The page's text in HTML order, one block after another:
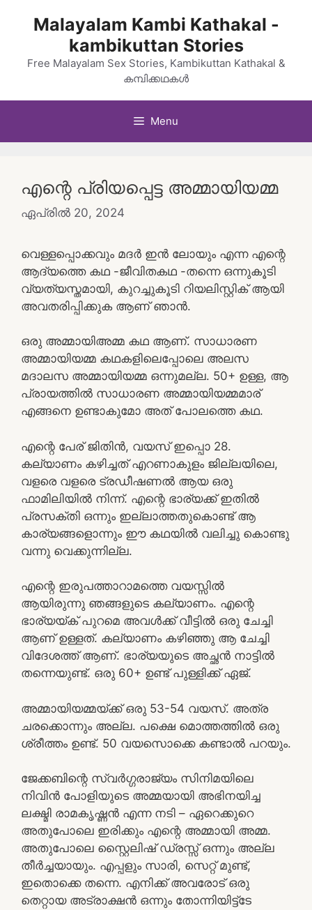
Malayalam Kambi Kathakal -
kambikuttan Stories
Free Malayalam Sex Stories, Kambikuttan Kathakal &
കമ്പിക്കഥകൾ
Menu
എന്റെ പ്രിയപ്പെട്ട അമ്മായിയമ്മ
ഏപ്രിൽ 20, 2024
വെള്ളപ്പൊക്കവും മദർ ഇൻ ലോയും എന്ന എന്റെ
ആദ്യത്തെ കഥ -ജീവിതകഥ -തന്നെ ഒന്നുകൂടി
വ്യത്യസ്തമായി, കുറച്ചുകൂടി റിയലിസ്റ്റിക് ആയി
അവതരിപ്പിക്കുക ആണ് ഞാൻ.
ഒരു അമ്മായിഅമ്മ കഥ ആണ്. സാധാരണ
അമ്മായിയമ്മ കഥകളിലെപ്പോലെ അലസ
മദാലസ അമ്മായിയമ്മ ഒന്നുമല്ല. 50+ ഉള്ള, ആ
പ്രായത്തിൽ സാധാരണ അമ്മായിയമ്മമാര്
എങ്ങനെ ഉണ്ടാകുമോ അത് പോലത്തെ കഥ.
എന്റെ പേര് ജിതിൻ, വയസ് ഇപ്പൊ 28.
കല്യാണം കഴിച്ചത് എറണാകുളം ജില്ലയിലെ,
വളരെ വളരെ ട്രഡീഷണൽ ആയ ഒരു
ഫാമിലിയിൽ നിന്ന്. എന്റെ ഭാര്യക്ക് ഇതിൽ
പ്രസക്തി ഒന്നും ഇല്ലാത്തതുകൊണ്ട് ആ
കാര്യങ്ങളൊന്നും ഈ കഥയിൽ വലിച്ചു കൊണ്ടു
വന്നു വെക്കുന്നില്ല.
എന്റെ ഇരുപത്താറാമത്തെ വയസ്സിൽ
ആയിരുന്നു ഞങ്ങളുടെ കല്യാണം. എന്റെ
ഭാര്യയ്ക് പുറമെ അവൾക്ക് വീട്ടിൽ ഒരു ചേച്ചി
ആണ് ഉള്ളത്. കല്യാണം കഴിഞ്ഞു ആ ചേച്ചി
വിദേശത്ത് ആണ്. ഭാര്യയുടെ അച്ഛൻ നാട്ടിൽ
തന്നെയുണ്ട്. ഒരു 60+ ഉണ്ട് പുള്ളിക്ക് ഏജ്.
അമ്മായിയമ്മയ്ക്ക് ഒരു 53-54 വയസ്. അത്ര
ചരക്കൊന്നും അല്ല. പക്ഷെ മൊത്തത്തിൽ ഒരു
ശ്രീത്തം ഉണ്ട്. 50 വയസൊക്കെ കണ്ടാൽ പറയും.
ജേക്കബിന്റെ സ്വർഗ്ഗരാജ്യം സിനിമയിലെ
നിവിൻ പോളിയുടെ അമ്മയായി അഭിനയിച്ച
ലക്ഷ്മി രാമകൃഷ്ണൻ എന്ന നടി – ഏറെക്കുറെ
അതുപോലെ ഇരിക്കും എന്റെ അമ്മായി അമ്മ.
അതുപോലെ സ്റ്റൈലിഷ് ഡ്രസ്സ് ഒന്നും അല്ല
തീർച്ചയായും. എപ്പളും സാരി, സെറ്റ് മുണ്ട്,
ഇതൊക്കെ തന്നെ. എനിക്ക് അവരോട് ഒരു
തെറ്റായ അട്രാക്ഷൻ ഒന്നും തോന്നിയിട്ട്ടേ